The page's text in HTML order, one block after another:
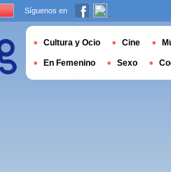
Síguenos en
Cultura y Ocio Cine
En Femenino Sexo